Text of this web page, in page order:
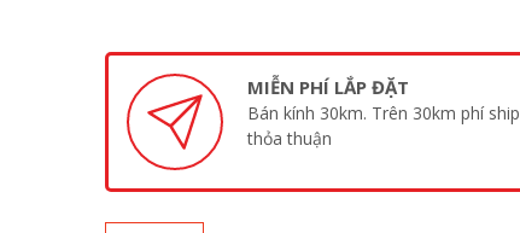
MIỄN PHÍ LẮP ĐẶT
Bán kính 30km. Trên 30km phí ship
thỏa thuận